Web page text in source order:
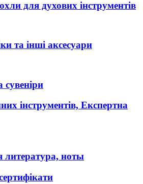
для духових інструментів
та інші аксесуари
сувеніри
інструментів, Експертна
ноты